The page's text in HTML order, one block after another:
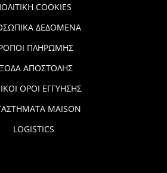
COOKIES
ΔΕΔΟΜΕΝΑ
ΠΛΗΡΩΜΗΣ
ΑΠΟΣΤΟΛΗΣ
ΟΡΟΙ ΕΓΓΥΗΣΗΣ
MAISON
LOGISTICS